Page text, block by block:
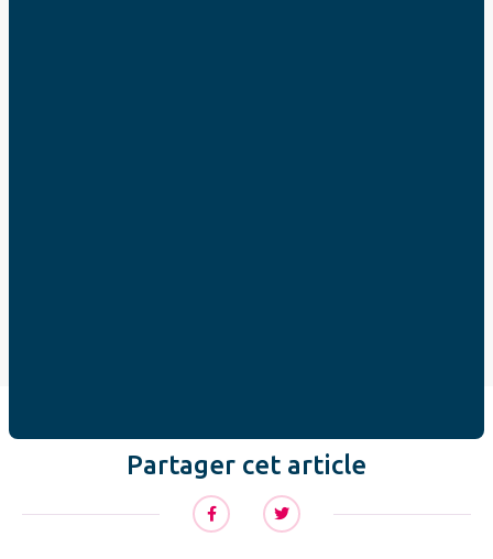
Partager cet article